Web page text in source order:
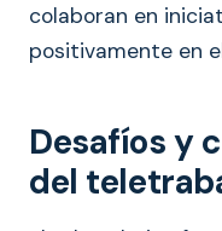
colaboran en
positivamente en
Desafíos y
del